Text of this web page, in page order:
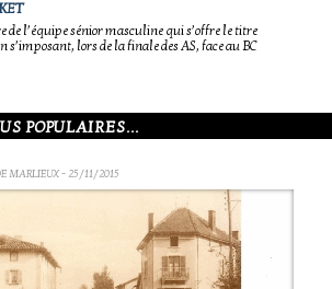
de l’équipe sénior masculine qui s’offre le titre
s’imposant, lors de la finale des AS, face au BC
POPULAIRES...
MARLIEUX- 25/11/2015